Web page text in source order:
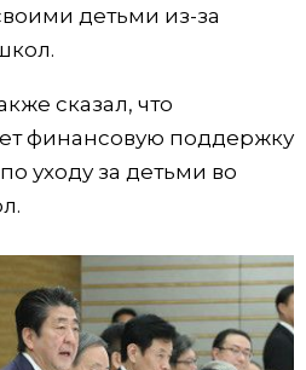
детьми из-за
сказал, что
финансовую поддержку
уходу за детьми во